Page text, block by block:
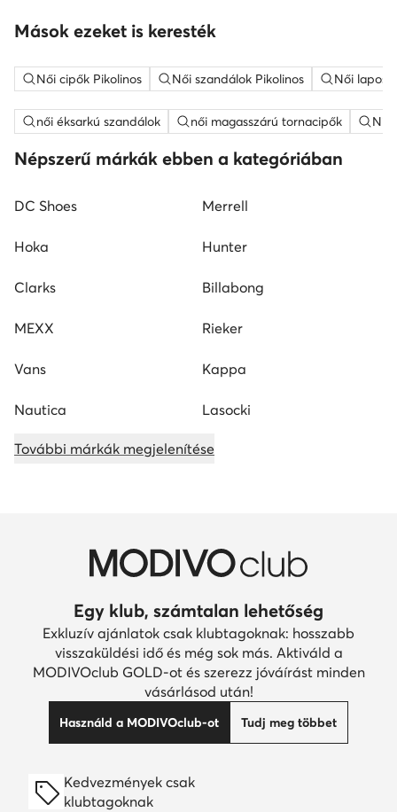
Mások ezeket is keresték
Női cipők Pikolinos Női szandálok Pikolinos Női lapos
női éksarkú szandálok női magasszárú tornacipők
Népszerű márkák ebben a kategóriában
DC Shoes Merrell
Hoka Hunter
Clarks Billabong
MEXX Rieker
Vans Kappa
Nautica Lasocki
További márkák megjelenítése
Egy klub, számtalan lehetőség
Exkluzív ajánlatok csak klubtagoknak: hosszabb
visszaküldési idő és még sok más. Aktiváld a
MODIVOclub GOLD-ot és szerezz jóváírást minden
vásárlásod után!
Használd a MODIVOclub-ot Tudj meg többet
Kedvezmények csak
klubtagoknak